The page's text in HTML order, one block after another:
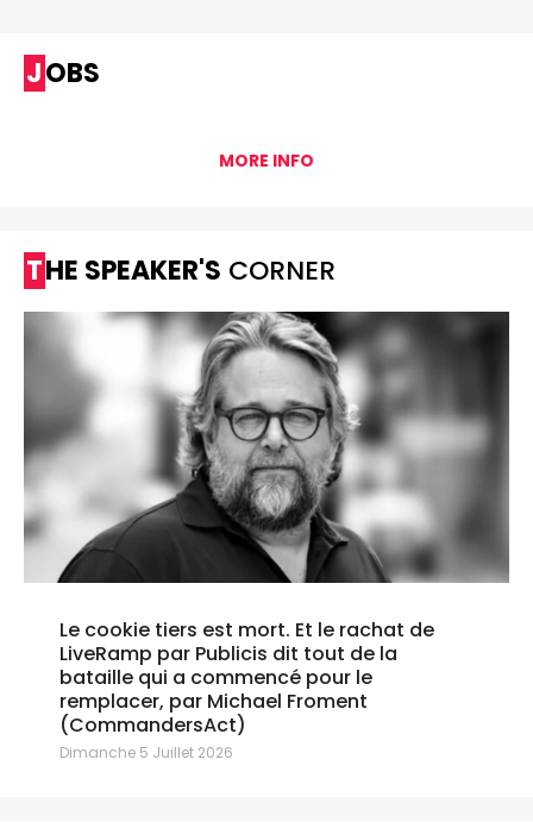
JOBS
MORE INFO
THE SPEAKER'S CORNER
Le cookie tiers est mort. Et le rachat de
LiveRamp par Publicis dit tout de la
bataille qui a commencé pour le
remplacer, par Michael Froment
(CommandersAct)
Dimanche 5 Juillet 2026